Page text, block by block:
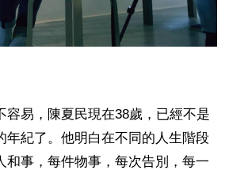
容易，陳夏民現在38歲，已經不是
年紀了。他明白在不同的人生階段
和事，每件物事，每次告別，每一